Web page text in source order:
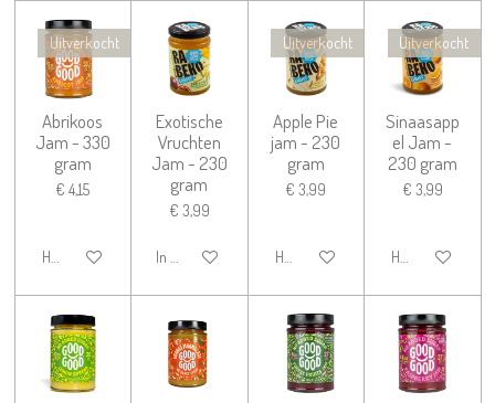
Uitverkocht
Abrikoos
Jam - 330
gram
€ 4,15
Houd mij op de hoogte
Exotische
Vruchten
Jam - 230
gram
€ 3,99
In winkelwagen
Uitverkocht
Apple Pie
jam - 230
gram
€ 3,99
Houd mij op de hoogte
Uitverkocht
Sinaasapp
el Jam -
230 gram
€ 3,99
Houd mij op de